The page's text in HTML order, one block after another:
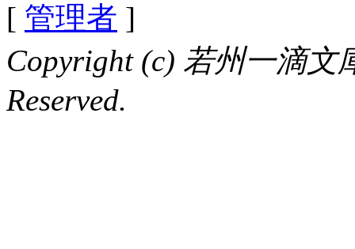
[ 管理者 ]
Copyright (c) 若州一滴
Reserved.